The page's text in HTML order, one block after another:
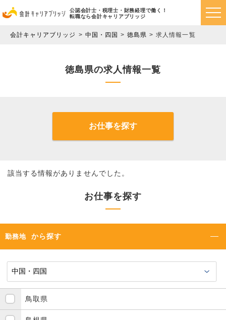
公認会計士・税理士・財務経理で働く！
転職なら会計キャリアブリッジ
会計キャリアブリッジ 中国・四国 徳島県 求人情報一覧
徳島県の求人情報一覧
お仕事を探す
該当する情報がありませんでした。
お仕事を探す
勤務地 から探す
鳥取県